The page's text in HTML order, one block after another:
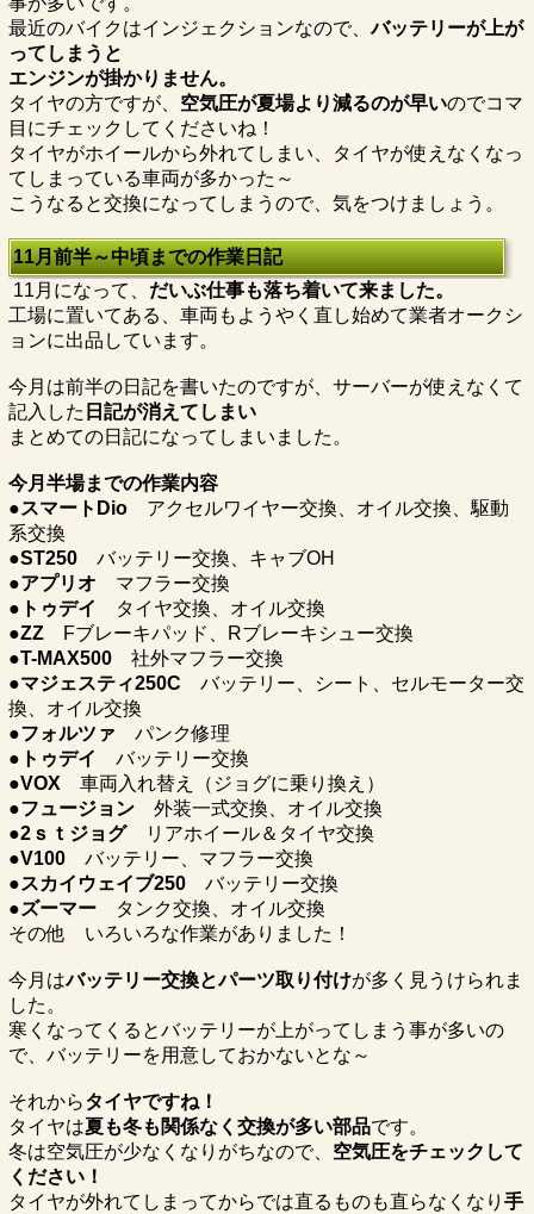
最近のバイクはインジェクションなので、バッテリーが上が
ってしまうと
エンジンが掛かりません。
タイヤの方ですが、 空気圧が夏場より減るのが早いのでコマ
目にチェックしてくださいね！
タイヤがホイールから外れてしまい、タイヤが使えなくなっ
てしまっている車両が多かった～
こうなると交換になってしまうので、気をつけましょう。
11月前半～中頃までの作業日記
11月になって、 だいぶ仕事も落ち着いて来ました。
工場に置いてある、車両もようやく直し始めて業者オークシ
ョンに出品しています。
今月は前半の日記を書いたのですが、サーバーが使えなくて
記入した 日記が消えてしまい
まとめての日記になってしまいました。
今月半場までの作業内容
●スマートDio アクセルワイヤー交換、オイル交換、駆動
系交換
●ST250 バッテリー交換、キャブOH
●アプリオ マフラー交換
●トゥデイ
タイヤ交換、オイル交換
●ZZFブレーキパッド、Rブレーキシュー交換
●T-MAX500社外マフラー交換
●マジェスティ250C バッテリー、シート、セルモーター交
換、オイル交換
●フォルツァ パンク修理
●トゥデイ
バッテリー交換
●VOX 車両入れ替え（ジョグに乗り換え）
●フュージョン外装一式交換、オイル交換
●2ｓｔジョグリアホイール＆タイヤ交換
●V100バッテリー、マフラー交換
●スカイウェイブ250バッテリー交換
●ズーマータンク交換、オイル交換
その他 いろいろな作業がありました！
今月はバッテリー交換とパーツ取り付けが多く見うけられま
した。
寒くなってくるとバッテリーが上がってしまう事が多いの
で、バッテリーを用意しておかないとな～
それからタイヤですね！
タイヤは夏も冬も関係なく交換が多い部品です。
冬は空気圧が少なくなりがちなので、 空気圧をチェックして
ください！
タイヤが外れてしまってからでは直るものも直らなくなり 手